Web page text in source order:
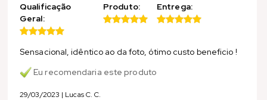
Qualificação
Geral:
Produto: Entrega:
Sensacional, idêntico ao da foto, ótimo custo beneficio !
Eu recomendaria este produto
29/03/2023 | Lucas C. C.